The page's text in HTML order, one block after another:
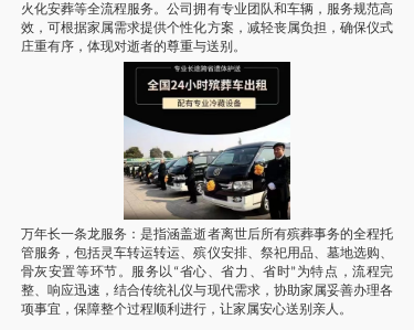
火化安葬等全流程服务。公司拥有专业团队和车辆，服务规范高
效，可根据家属需求提供个性化方案，减轻丧属负担，确保仪式
庄重有序，体现对逝者的尊重与送别。
万年长一条龙服务：是指涵盖逝者离世后所有殡葬事务的全程托
管服务，包括灵车转运转运、殡仪安排、祭祀用品、墓地选购、
骨灰安置等环节。服务以 “省心、省力、省时”为特点，流程完
整、响应迅速，结合传统礼仪与现代需求，协助家属妥善办理各
项事宜，保障整个过程顺利进行，让家属安心送别亲人。